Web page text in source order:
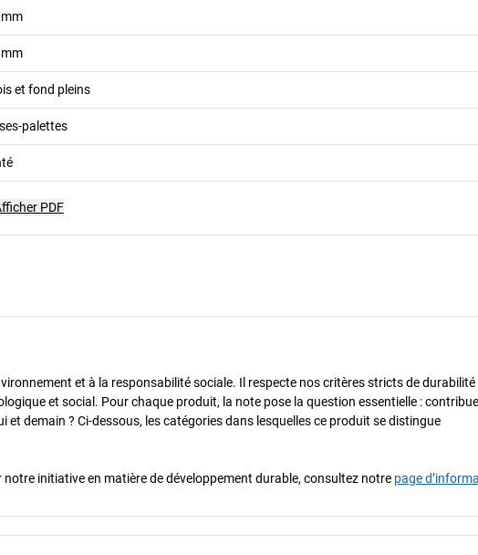
mm
mm
et fond pleins
palettes
PDF
et à la responsabilité sociale. Il respecte nos critères stricts de durabilité
et social. Pour chaque produit, la note pose la question essentielle :
demain ? Ci-dessous, les catégories dans lesquelles ce produit se distingue
initiative en matière de développement durable, consultez notre page